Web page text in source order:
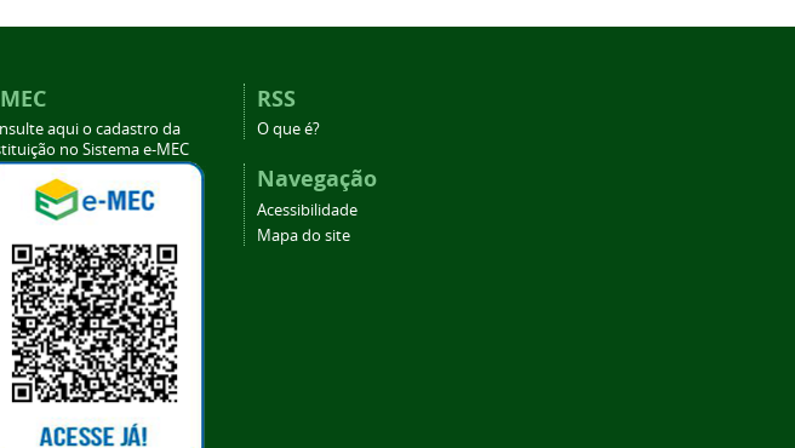
aqui o cadastro da
no Sistema e-MEC
RSS
O que é?
Navegação
Acessibilidade
Mapa do site